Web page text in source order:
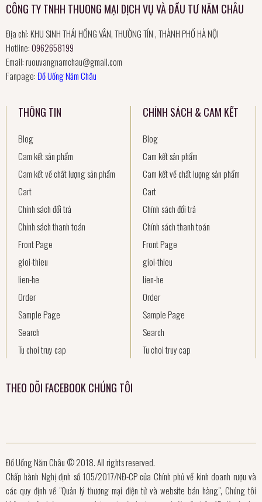
CÔNG TY TNHH THUONG MẠI DỊCH VỤ VÀ ĐẦU TƯ NĂM CHÂU
Địa chỉ: KHU SINH THÁI HỒNG VÂN, THƯỜNG TÍN , THÀNH PHỐ HÀ NỘI
Hotline:0962658199
Email:ruouvangnamchau@gmail.com
Fanpage:Đồ Uống Năm Châu
THÔNG TIN
Blog
Cam kết sản phẩm
Cam kết về chất lượng sản phẩm
Cart
Chính sách đổi trả
Chính sách thanh toán
Front Page
gioi-thieu
lien-he
Order
Sample Page
Search
Tu choi truy cap
CHÍNH SÁCH & CAM KẾT
Blog
Cam kết sản phẩm
Cam kết về chất lượng sản phẩm
Cart
Chính sách đổi trả
Chính sách thanh toán
Front Page
gioi-thieu
lien-he
Order
Sample Page
Search
Tu choi truy cap
THEO DÕI FACEBOOK CHÚNG TÔI
Đồ Uống Năm Châu © 2018. All rights reserved.
Chấp hành Nghị định số 105/2017/NĐ-CP của Chính phủ về kinh doanh rượu và
các quy định về "Quản lý thương mại điện tử và website bán hàng", Chúng tôi